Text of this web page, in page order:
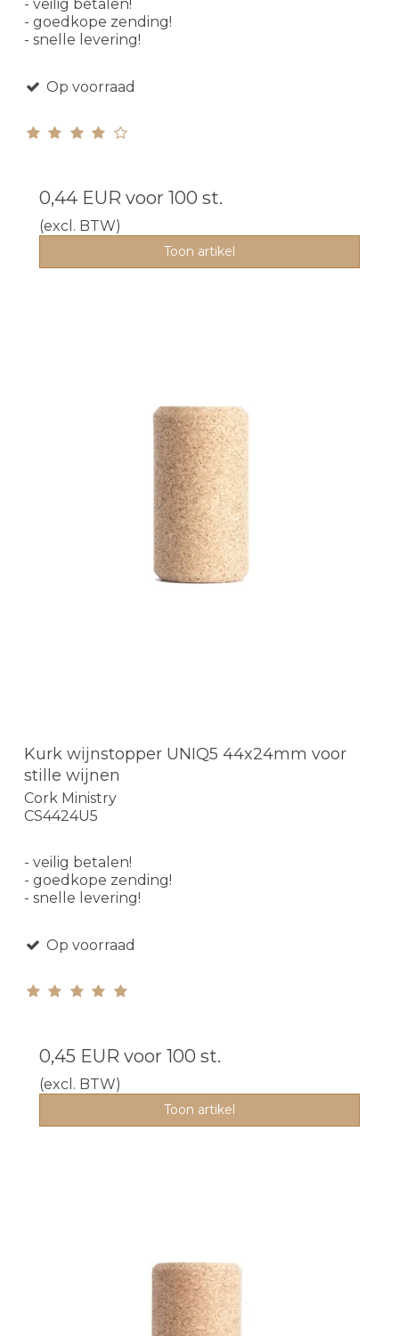
- veilig betalen!
- goedkope zending!
- snelle levering!
Op voorraad
0,44 EUR voor 100 st.
(excl. BTW)
Toon artikel
Kurk wijnstopper UNIQ5 44x24mm voor
stille wijnen
Cork Ministry
CS4424U5
- veilig betalen!
- goedkope zending!
- snelle levering!
Op voorraad
0,45 EUR voor 100 st.
(excl. BTW)
Toon artikel